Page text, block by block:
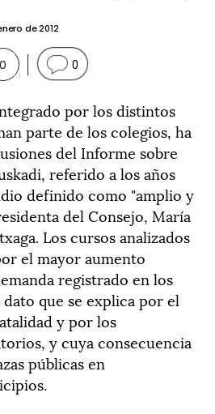
de 2012
0 0
por los distintos
parte de los colegios, ha
del Informe sobre
referido a los años
definido como "amplio y
del Consejo, María
Los cursos analizados
el mayor aumento
registrado en los
que se explica por el
y por los
y cuya consecuencia
públicas en